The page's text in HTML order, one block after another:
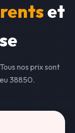
et
nos prix sont
38850.